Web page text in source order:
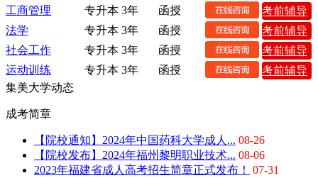
工商管理
专升本 3年 函授
考前辅导
法学
专升本 3年 函授
考前辅导
社会工作
专升本 3年 函授
考前辅导
运动训练
专升本 3年 函授
考前辅导
集美大学动态
成考简章
【院校通知】2024年中国药科大学成人... 08-26
【院校发布】2024年福州黎明职业技术... 08-06
2023年福建省成人高考招生简章正式发布！
07-31